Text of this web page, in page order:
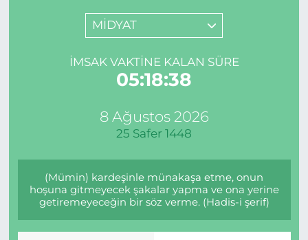
MİDYAT
İMSAK VAKTINE KALAN SÜRE
05:18:38
8 Ağustos 2026
25 Safer 1448
(Mümin) kardeşinle münakaşa etme, onun
hoşuna gitmeyecek şakalar yapma ve ona yerine
getiremeyeceğin bir söz verme. (Hadis-i şerif)